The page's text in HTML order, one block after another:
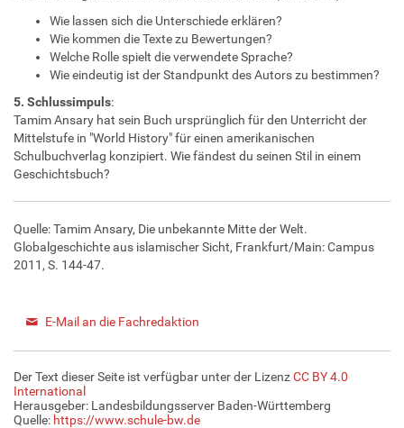
Wie lassen sich die Unterschiede erklären?
Wie kommen die Texte zu Bewertungen?
Welche Rolle spielt die verwendete Sprache?
Wie eindeutig ist der Standpunkt des Autors zu bestimmen?
5. Schlussimpuls:
Tamim Ansary hat sein Buch ursprünglich für den Unterricht der
Mittelstufe in "World History" für einen amerikanischen
Schulbuchverlag konzipiert. Wie fändest du seinen Stil in einem
Geschichtsbuch?
Quelle: Tamim Ansary, Die unbekannte Mitte der Welt.
Globalgeschichte aus islamischer Sicht, Frankfurt/Main: Campus
2011, S. 144-47.
E-Mail an die Fachredaktion
Der Text dieser Seite ist verfügbar unter der LizenzCC BY 4.0
International
Herausgeber: Landesbildungsserver Baden-Württemberg
Quelle: https://www.schule-bw.de